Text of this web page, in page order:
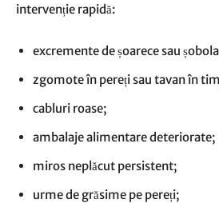
intervenție rapidă:
excremente de șoarece sau
zgomote în pereți sau tavan în
cabluri roase;
ambalaje alimentare deteriorate;
miros neplăcut persistent;
urme de grăsime pe pereți;